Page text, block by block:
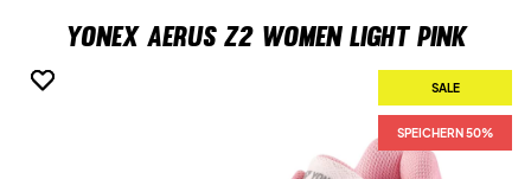
Yonex Aerus Z2 Women Light Pink
SALE
SPEICHERN 50%
SALE
SPEICHERN 50%